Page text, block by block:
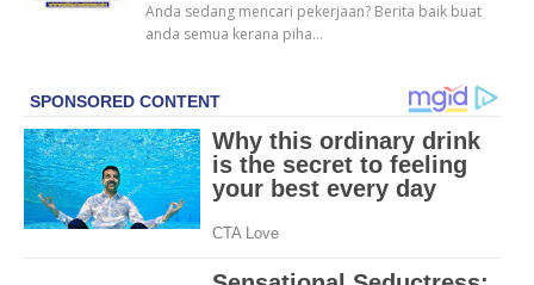
Anda sedang mencari pekerjaan? Berita baik buat
anda semua kerana piha…